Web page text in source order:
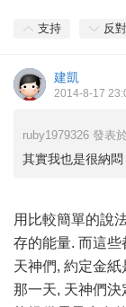
支持 反對
建凱
2014-8-17
ruby1979326 發表
其實我也是很納悶
用比較簡單的說
存的能量. 而這
天神們, 約定金
那一天, 天神們